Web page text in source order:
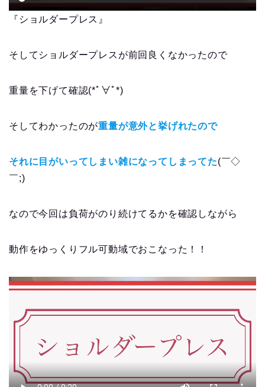
『ショルダープレス』
そしてショルダープレスが前回良くなかったので
重量を下げて確認(*ﾟ∀ﾟ*)
そしてわかったのが重量が意外と挙げれたので
それに目がいってしまい雑になってしまってた(￣◇
￣;)
なので今回は負荷がのり続けてるかを確認しながら
動作をゆっくりフル可動域でおこなった！！